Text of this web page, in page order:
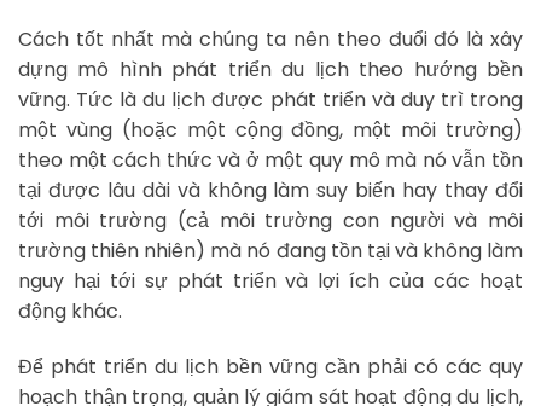
Cách tốt nhất mà chúng ta nên theo đuổi đó là xây
dựng mô hình phát triển du lịch theo hướng bền
vững. Tức là du lịch được phát triển và duy trì trong
một vùng (hoặc một cộng đồng, một môi trường)
theo một cách thức và ở một quy mô mà nó vẫn tồn
tại được lâu dài và không làm suy biến hay thay đổi
tới môi trường (cả môi trường con người và môi
trường thiên nhiên) mà nó đang tồn tại và không làm
nguy hại tới sự phát triển và lợi ích của các hoạt
động khác.
Để phát triển du lịch bền vững cần phải có các quy
hoạch thận trọng, quản lý giám sát hoạt động du lịch,